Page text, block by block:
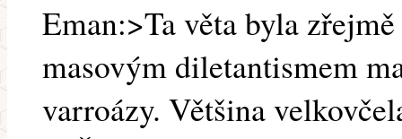
Eman:>Ta věta byla
masovým diletantismem
varroázy. Většina